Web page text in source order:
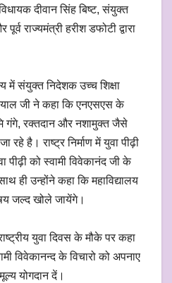
दीवान सिंह बिष्ट, संयुक्त
राज्यमंत्री हरीश डफोटी द्वारा
में संयुक्त निदेशक उच्च शिक्षा
जी ने कहा कि एनएसएस के
गंगे, रक्तदान और नशामुक्त जैसे
है। राष्ट्र निर्माण में युवा पीढ़ी
पीढ़ी को स्वामी विवेकानंद जी के
ही उन्होंने कहा कि महाविद्यालय
जल्द खोले जायेंगे।
युवा दिवस के मौके पर कहा
विवेकानन्द के विचारो को अपनाए
योगदान दें।